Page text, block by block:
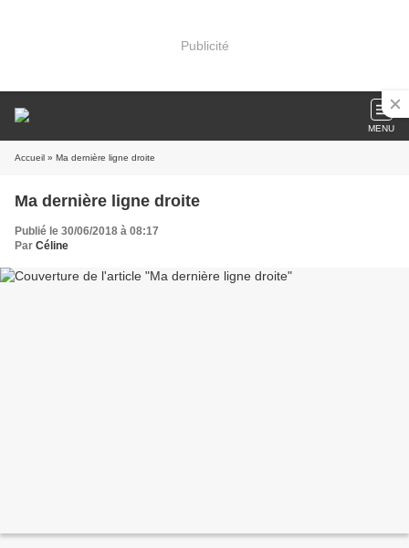
Publicité
MENU
Accueil » Ma dernière ligne droite
Ma dernière ligne droite
Publié le 30/06/2018 à 08:17
Par Céline